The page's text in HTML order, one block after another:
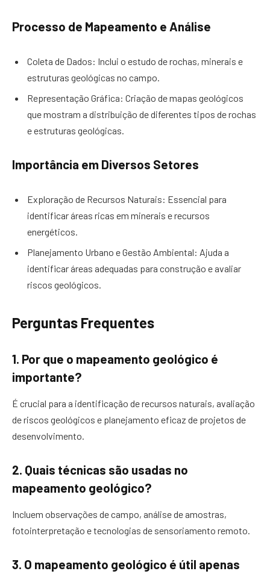
Processo de Mapeamento e Análise
Coleta de Dados: Inclui o estudo de rochas, minerais e
estruturas geológicas no campo.
Representação Gráfica: Criação de mapas geológicos
que mostram a distribuição de diferentes tipos de rochas
e estruturas geológicas.
Importância em Diversos Setores
Exploração de Recursos Naturais: Essencial para
identificar áreas ricas em minerais e recursos
energéticos.
Planejamento Urbano e Gestão Ambiental: Ajuda a
identificar áreas adequadas para construção e avaliar
riscos geológicos.
Perguntas Frequentes
1. Por que o mapeamento geológico é
importante?
É crucial para a identificação de recursos naturais, avaliação
de riscos geológicos e planejamento eficaz de projetos de
desenvolvimento.
2. Quais técnicas são usadas no
mapeamento geológico?
Incluem observações de campo, análise de amostras,
fotointerpretação e tecnologias de sensoriamento remoto.
3. O mapeamento geológico é útil apenas